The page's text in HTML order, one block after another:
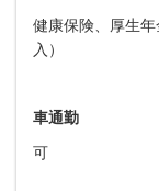
健康保険、厚生
入）
車通勤
可